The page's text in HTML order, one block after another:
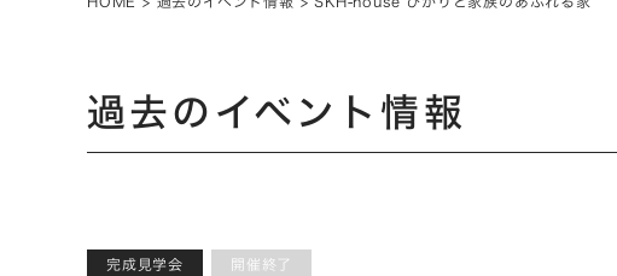
過去のイベント情報
完成見学会 開催終了